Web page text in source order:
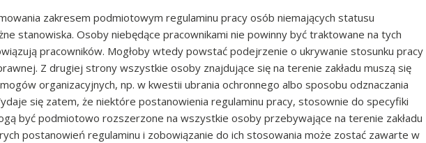
zakresem podmiotowym regulaminu pracy osób niemających statusu
stanowiska. Osoby niebędące pracownikami nie powinny być traktowane na tych
pracowników. Mogłoby wtedy powstać podejrzenie o ukrywanie stosunku pracy
Z drugiej strony wszystkie osoby znajdujące się na terenie zakładu muszą się
organizacyjnych, np. w kwestii ubrania ochronnego albo sposobu odznaczania
się zatem, że niektóre postanowienia regulaminu pracy, stosownie do specyfiki
być podmiotowo rozszerzone na wszystkie osoby przebywające na terenie zakładu
postanowień regulaminu i zobowiązanie do ich stosowania może zostać zawarte w